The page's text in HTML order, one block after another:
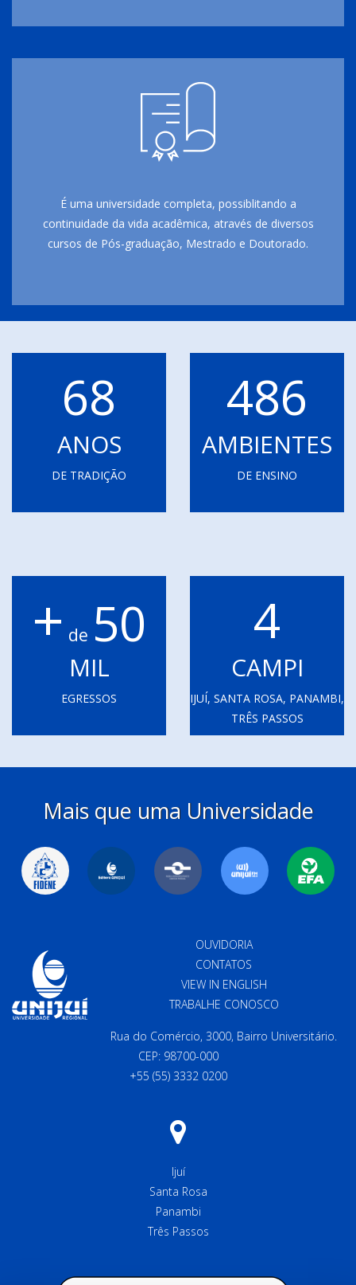
É uma universidade completa, possiblitando a
continuidade da vida acadêmica, através de diversos
cursos de Pós-graduação, Mestrado e Doutorado.
68
ANOS
DE TRADIÇÃO
486
AMBIENTES
DE ENSINO
+ de 50
MIL
EGRESSOS
4
CAMPI
IJUÍ, SANTA ROSA, PANAMBI,
TRÊS PASSOS
Mais que uma Universidade
OUVIDORIA
CONTATOS
VIEW IN ENGLISH
TRABALHE CONOSCO
Rua do Comércio, 3000, Bairro Universitário.
CEP: 98700-000
+55 (55) 3332 0200
Ijuí
Santa Rosa
Panambi
Três Passos